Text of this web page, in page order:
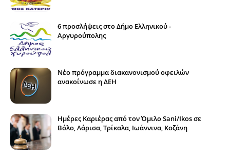
6 προσλήψεις στο Δήμο Ελληνικού -
Αργυρούπολης
Νέο πρόγραμμα διακανονισμού οφειλών
ανακοίνωσε η ΔΕΗ
Ημέρες Καριέρας από τον Όμιλο Sani/Ikos σε
Βόλο, Λάρισα, Τρίκαλα, Ιωάννινα, Κοζάνη